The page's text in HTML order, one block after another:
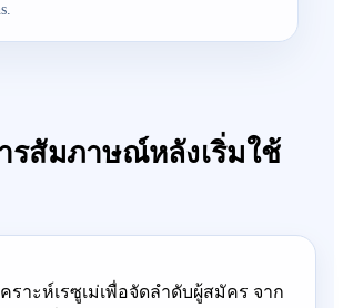
รสัมภาษณ์หลังเริ่มใช้
คราะห์เรซูเม่เพื่อจัดลำดับผู้สมัคร จาก